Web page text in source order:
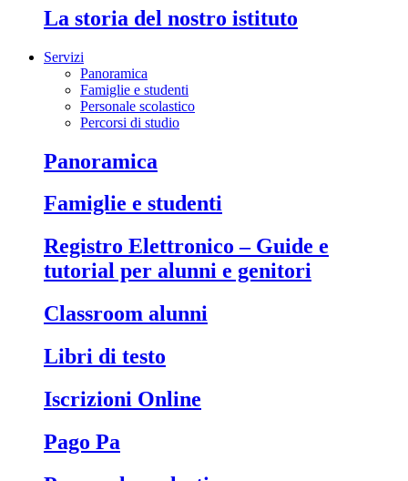
La storia del nostro istituto
Servizi
Panoramica
Famiglie e studenti
Personale scolastico
Percorsi di studio
Panoramica
Famiglie e studenti
Registro Elettronico – Guide e
tutorial per alunni e genitori
Classroom alunni
Libri di testo
Iscrizioni Online
Pago Pa